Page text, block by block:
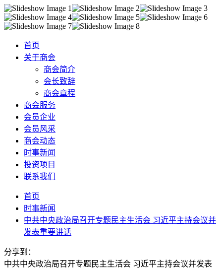
首页
关于商会
商会简介
会长致辞
商会章程
商会服务
会员企业
会员风采
商会动态
时事新闻
投资项目
联系我们
首页
时事新闻
中共中央政治局召开专题民主生活会 习近平主持会议并
发表重要讲话
分享到：
中共中央政治局召开专题民主生活会 习近平主持会议并发表